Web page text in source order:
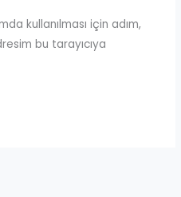
kullanılması için adım,
bu tarayıcıya